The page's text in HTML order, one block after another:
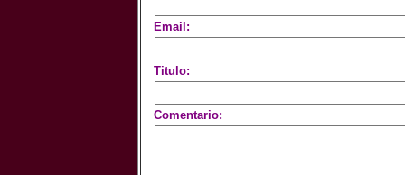
Email:
Titulo:
Comentario: